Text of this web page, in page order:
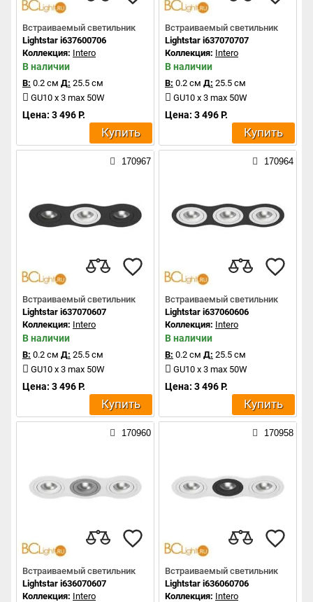
Встраиваемый светильник
Lightstar i637600706
Коллекция: Intero
В наличии
В: 0.2 см Д: 25.5 см
GU10 x 3 max 50W
Цена: 3 496 Р.
Купить
Встраиваемый светильник
Lightstar i637070707
Коллекция: Intero
В наличии
В: 0.2 см Д: 25.5 см
GU10 x 3 max 50W
Цена: 3 496 Р.
Купить
170967
Встраиваемый светильник
Lightstar i637070607
Коллекция: Intero
В наличии
В: 0.2 см Д: 25.5 см
GU10 x 3 max 50W
Цена: 3 496 Р.
Купить
170964
Встраиваемый светильник
Lightstar i637060606
Коллекция: Intero
В наличии
В: 0.2 см Д: 25.5 см
GU10 x 3 max 50W
Цена: 3 496 Р.
Купить
170960
Встраиваемый светильник
Lightstar i636070607
Коллекция: Intero
170958
Встраиваемый светильник
Lightstar i636060706
Коллекция: Intero